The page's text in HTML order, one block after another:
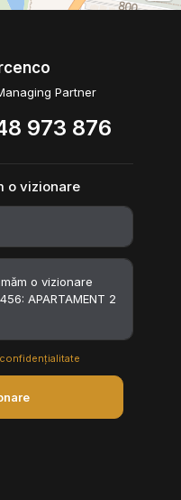
Partner
973 876
o vizionare